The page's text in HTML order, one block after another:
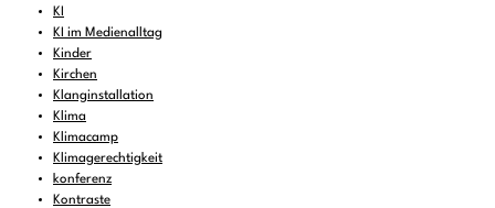
KI
KI im Medienalltag
Kinder
Kirchen
Klanginstallation
Klima
Klimacamp
Klimagerechtigkeit
konferenz
Kontraste